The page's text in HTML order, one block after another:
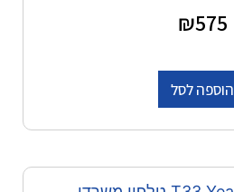
₪575
הוספה לסל